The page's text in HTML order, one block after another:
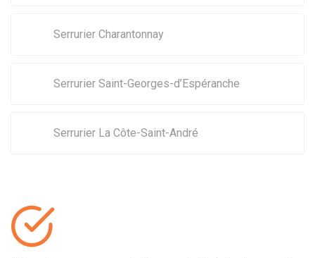
Serrurier Charantonnay
Serrurier Saint-Georges-d’Espéranche
Serrurier La Côte-Saint-André